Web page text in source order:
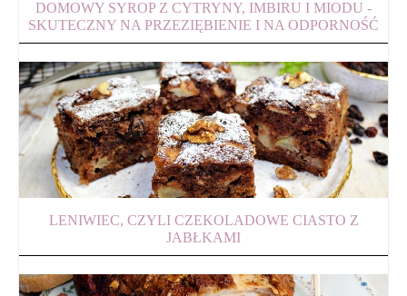
DOMOWY SYROP Z CYTRYNY, IMBIRU I MIODU -
SKUTECZNY NA PRZEZIĘBIENIE I NA ODPORNOŚĆ
LENIWIEC, CZYLI CZEKOLADOWE CIASTO Z
JABŁKAMI